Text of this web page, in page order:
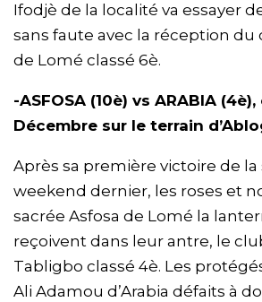
Ifodjè de la localité va essayer
sans faute avec la réception du
de Lomé classé 6è.
-ASFOSA (10è) vs ARABIA
Décembre sur le terrain
Après sa première victoire de la
weekend dernier, les roses et
sacrée Asfosa de Lomé la
reçoivent dans leur antre, le
Tabligbo classé 4è. Les
Ali Adamou d’Arabia défaits à